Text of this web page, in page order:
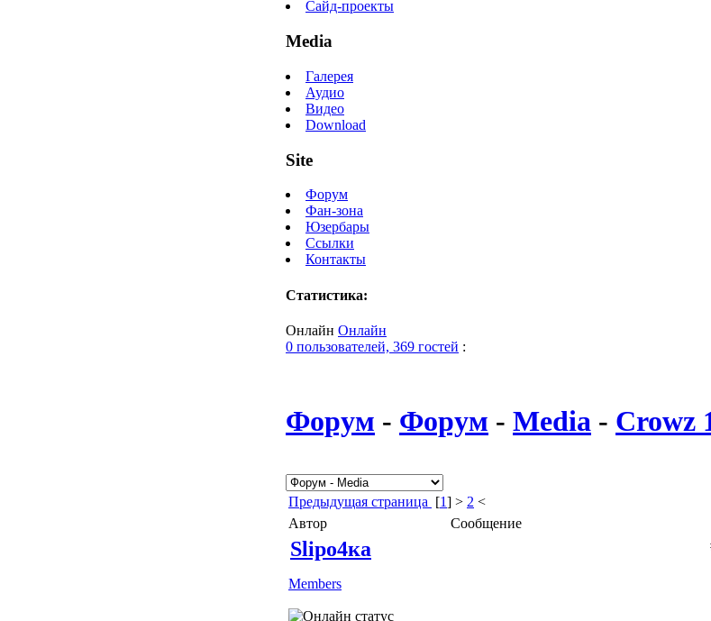
Сайд-проекты
Media
Галерея
Аудио
Видео
Download
Site
Форум
Фан-зона
Юзербары
Ссылки
Контакты
Статистика:
Онлайн Онлайн
0 пользователей, 369 гостей :
Форум - Форум - Media - Crowz
Предыдущая страница [1] > 2 <
Автор
Сообщение
Slipо4ка
Members